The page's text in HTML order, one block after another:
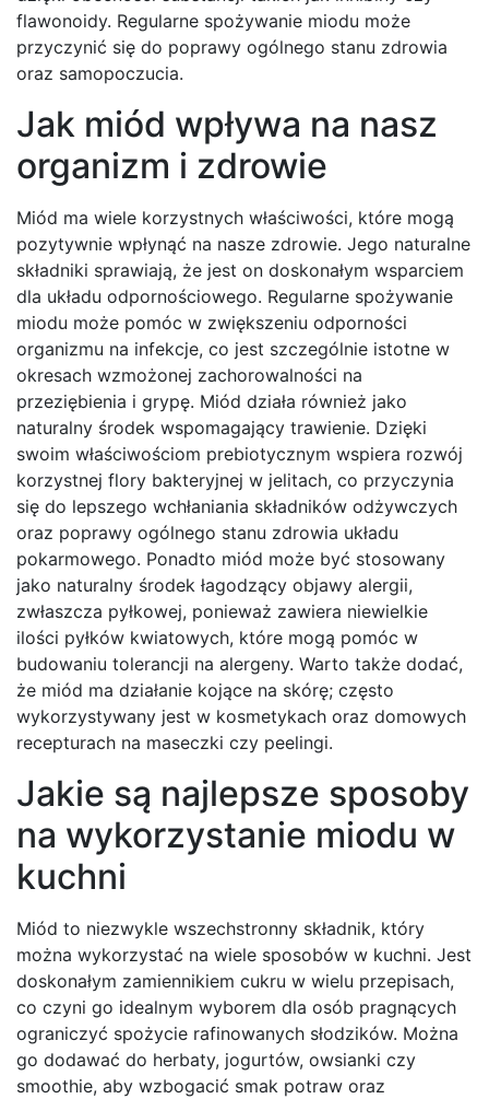
flawonoidy. Regularne spożywanie miodu może
przyczynić się do poprawy ogólnego stanu zdrowia
oraz samopoczucia.
Jak miód wpływa na nasz
organizm i zdrowie
Miód ma wiele korzystnych właściwości, które mogą
pozytywnie wpłynąć na nasze zdrowie. Jego naturalne
składniki sprawiają, że jest on doskonałym wsparciem
dla układu odpornościowego. Regularne spożywanie
miodu może pomóc w zwiększeniu odporności
organizmu na infekcje, co jest szczególnie istotne w
okresach wzmożonej zachorowalności na
przeziębienia i grypę. Miód działa również jako
naturalny środek wspomagający trawienie. Dzięki
swoim właściwościom prebiotycznym wspiera rozwój
korzystnej flory bakteryjnej w jelitach, co przyczynia
się do lepszego wchłaniania składników odżywczych
oraz poprawy ogólnego stanu zdrowia układu
pokarmowego. Ponadto miód może być stosowany
jako naturalny środek łagodzący objawy alergii,
zwłaszcza pyłkowej, ponieważ zawiera niewielkie
ilości pyłków kwiatowych, które mogą pomóc w
budowaniu tolerancji na alergeny. Warto także dodać,
że miód ma działanie kojące na skórę; często
wykorzystywany jest w kosmetykach oraz domowych
recepturach na maseczki czy peelingi.
Jakie są najlepsze sposoby
na wykorzystanie miodu w
kuchni
Miód to niezwykle wszechstronny składnik, który
można wykorzystać na wiele sposobów w kuchni. Jest
doskonałym zamiennikiem cukru w wielu przepisach,
co czyni go idealnym wyborem dla osób pragnących
ograniczyć spożycie rafinowanych słodzików. Można
go dodawać do herbaty, jogurtów, owsianki czy
smoothie, aby wzbogacić smak potraw oraz